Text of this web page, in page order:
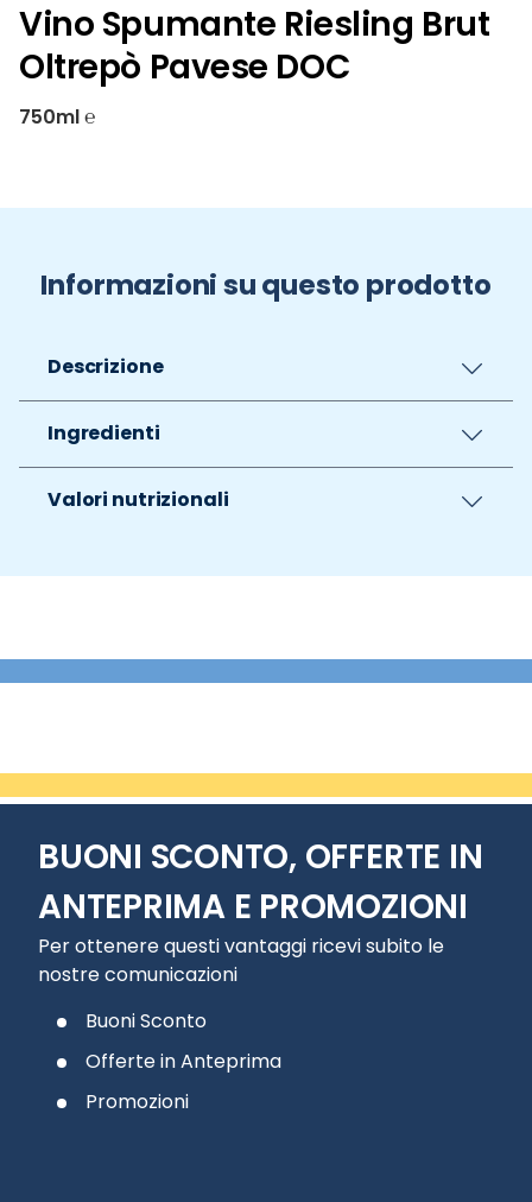
Vino Spumante Riesling Brut
Oltrepò Pavese DOC
750ml ℮
Informazioni su questo prodotto
Descrizione
Ingredienti
Valori nutrizionali
BUONI SCONTO, OFFERTE IN
ANTEPRIMA E PROMOZIONI
Per ottenere questi vantaggi ricevi subito le
nostre comunicazioni
Buoni Sconto
Offerte in Anteprima
Promozioni